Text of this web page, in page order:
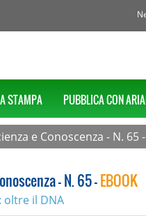
STAMPA PUBBLICA CON
e Conoscenza - N. 65
- N. 65 -EBOOK
oltre il DNA